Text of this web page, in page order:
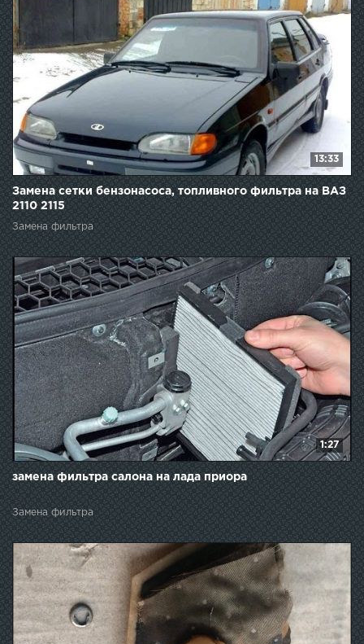
13:33
Замена сетки бензонасоса, топливного фильтра на ВАЗ
2110 2115
Замена фильтра
1:27
замена фильтра салона на лада приора
Замена фильтра